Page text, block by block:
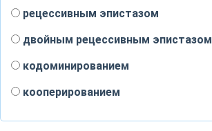
рецессивным эпистазом
двойным рецессивным эпистазом
кодоминированием
кооперированием